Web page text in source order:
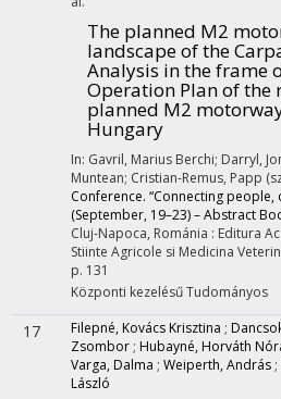
The planned M2
landscape of the
Analysis in the frame
Operation Plan of the
planned M2
Hungary
In: Gavril, Marius Berchi; Darryl,
Muntean; Cristian-Remus, Papp
Conference. “Connecting people,
(September, 19–23) – Abstract
Cluj-Napoca, Románia : Editura
Stiinte Agricole si Medicina
p. 131
Központi kezelésűTudományos
17 Filepné, Kovács Krisztina ;
Zsombor ; Hubayné, Horváth
Varga, Dalma ; Weiperth, András ;
László